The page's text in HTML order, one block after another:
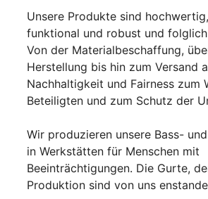
Unsere Produkte sind
funktional und robust und
Von der Materialbeschaffung,
Herstellung bis hin zum Versand
Nachhaltigkeit und Fairness zum
Beteiligten und zum Schutz der
Wir produzieren unsere Bass-
in Werkstätten für Menschen mit
Beeinträchtigungen. Die Gurte,
Produktion sind von uns